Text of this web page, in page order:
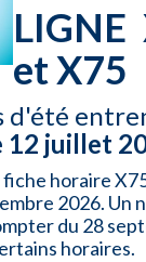
et X75
d'été
12 juillet
horaire
2026. Un
du 28
horaires.